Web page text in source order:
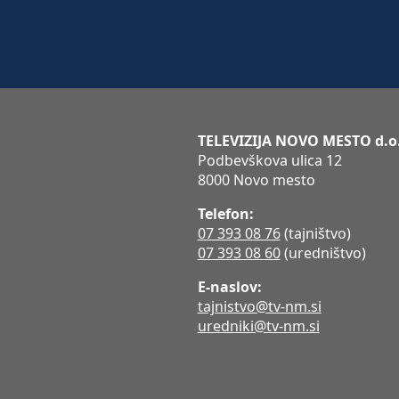
TELEVIZIJA NOVO MESTO
Podbevškova ulica 12
8000 Novo mesto
Telefon:
07 393 08 76(tajništvo)
07 393 08 60(uredništvo)
E-naslov:
tajnistvo@tv-nm.si
uredniki@tv-nm.si